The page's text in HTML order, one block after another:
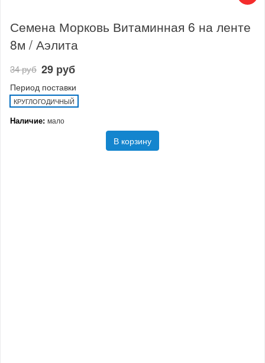
Семена Морковь Витаминная 6 на ленте
8м / Аэлита
34 руб 29 руб
Период поставки
КРУГЛОГОДИЧНЫЙ
Наличие: мало
В корзину